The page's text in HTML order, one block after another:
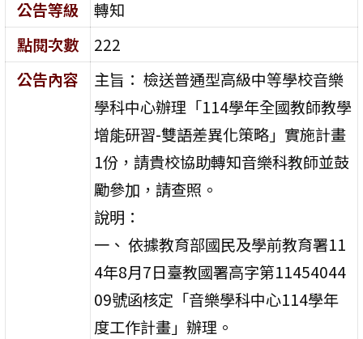
公告等級
轉知
點閱次數
222
公告內容
主旨： 檢送普通型高級中等學校音樂
學科中心辦理「114學年全國教師教學
增能研習-雙語差異化策略」實施計畫
1份，請貴校協助轉知音樂科教師並鼓
勵參加，請查照。
說明：
一、 依據教育部國民及學前教育署11
4年8月7日臺教國署高字第11454044
09號函核定「音樂學科中心114學年
度工作計畫」辦理。